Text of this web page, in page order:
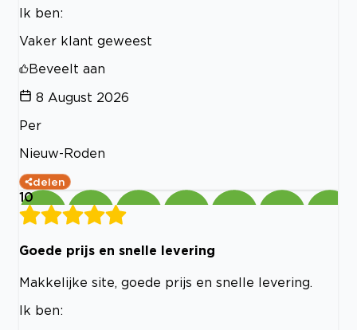
Ik ben:
Vaker klant geweest
Beveelt aan
8 August 2026
Per
Nieuw-Roden
delen
10
Goede prijs en snelle levering
Makkelijke site, goede prijs en snelle levering.
Ik ben: